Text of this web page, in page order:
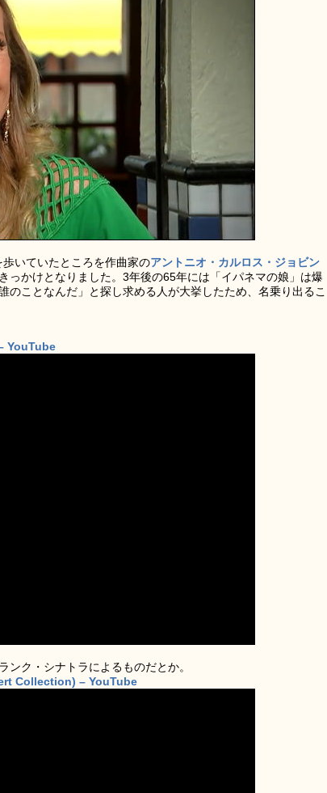
いていたところを作曲家のアントニオ・カルロス・ジョビン
っかけとなりました。3年後の65年には「イパネマの娘」は爆
ことなんだ」と探し求める人が大挙したため、名乗り出るこ
YouTube
ク・シナトラによるものだとか。
Collection) – YouTube